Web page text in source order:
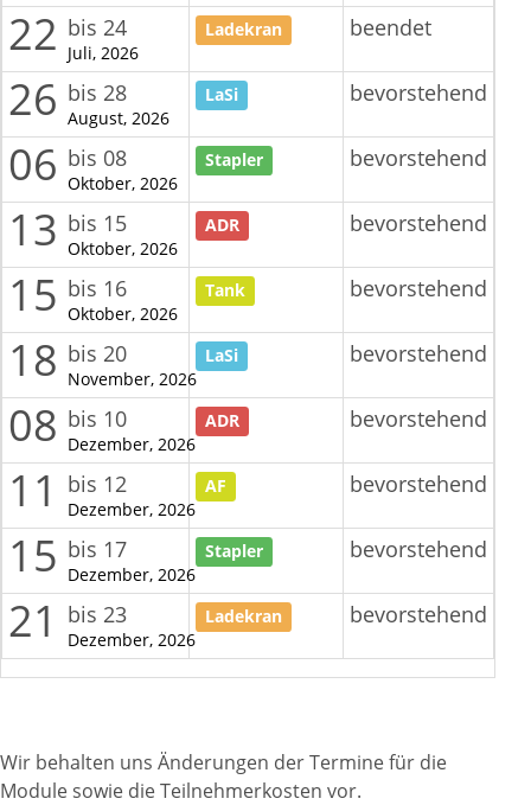
22 bis 24
Juli, 2026
Ladekran beendet
26 bis 28
August, 2026
LaSi bevorstehend
06 bis 08
Oktober, 2026
Stapler bevorstehend
13 bis 15
Oktober, 2026
ADR bevorstehend
15 bis 16
Oktober, 2026
Tank bevorstehend
18 bis 20
November, 2026
LaSi bevorstehend
08 bis 10
Dezember, 2026
ADR bevorstehend
11 bis 12
Dezember, 2026
AF bevorstehend
15 bis 17
Dezember, 2026
Stapler bevorstehend
21 bis 23
Dezember, 2026
Ladekran bevorstehend
Wir behalten uns Änderungen der Termine für die
Module sowie die Teilnehmerkosten vor.